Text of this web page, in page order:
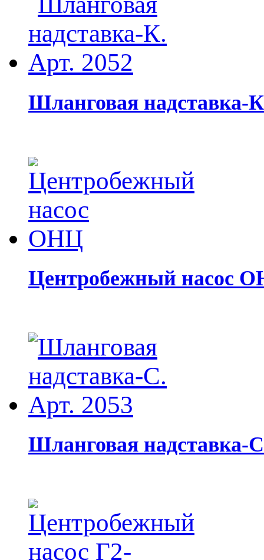
Шланговая надставка-
Центробежный насос
Шланговая надставка-